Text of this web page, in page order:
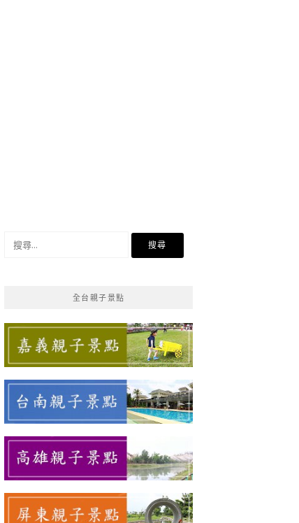
全台親子景點